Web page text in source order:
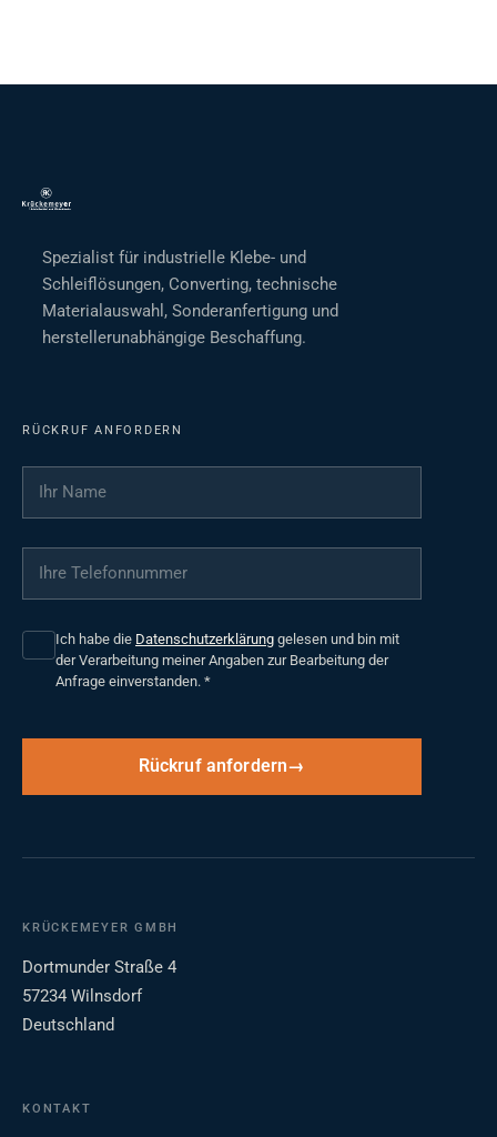
Spezialist für industrielle Klebe- und
Schleiflösungen, Converting, technische
Materialauswahl, Sonderanfertigung und
herstellerunabhängige Beschaffung.
RÜCKRUF ANFORDERN
Ihr Name
Ihre Telefonnummer
Ich habe die Datenschutzerklärung gelesen und bin mit
der Verarbeitung meiner Angaben zur Bearbeitung der
Anfrage einverstanden. *
Rückruf anfordern
KRÜCKEMEYER GMBH
Dortmunder Straße 4
57234 Wilnsdorf
Deutschland
KONTAKT